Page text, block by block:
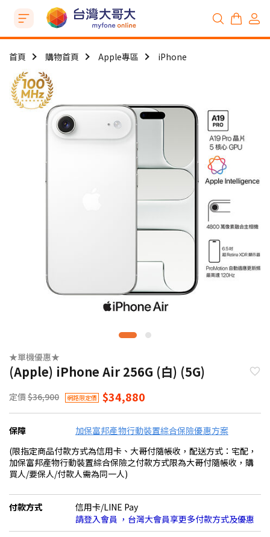
首頁 購物首頁 Apple專區 iPhone
★單機優惠★
(Apple) iPhone Air 256G (白) (5G)
定價 $36,900 網路限定價 $34,880
保障
加保富邦產物行動裝置綜合保險優惠方案
(限指定商品付款方式為信用卡、大哥付隨帳收，配送方式：宅配，
加保富邦產物行動裝置綜合保險之付款方式限為大哥付隨帳收，購
買人/要保人/付款人需為同一人)
付款方式
信用卡/LINE Pay
請登入會員 ，台灣大會員享更多付款方式及優惠